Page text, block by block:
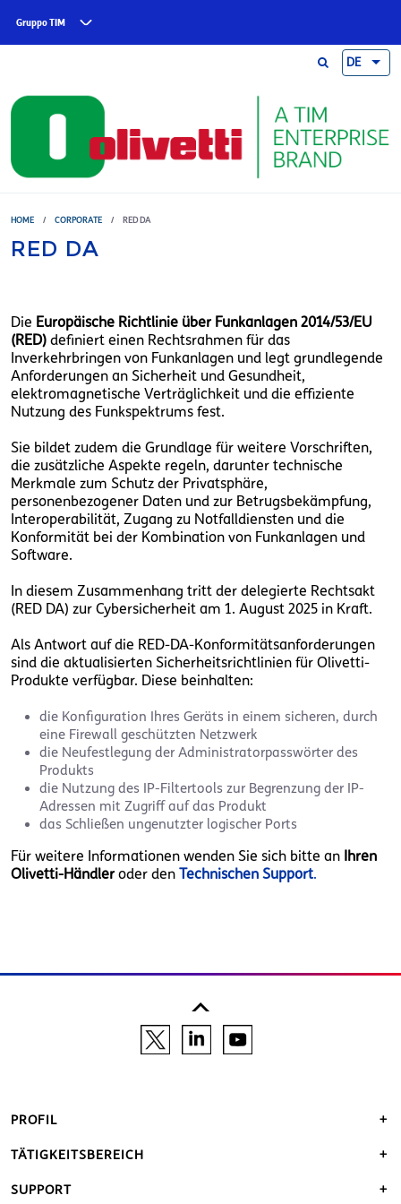
Gruppo TIM
DE
HOME / CORPORATE / RED DA
RED DA
Die Europäische Richtlinie über Funkanlagen 2014/53/EU
(RED) definiert einen Rechtsrahmen für das
Inverkehrbringen von Funkanlagen und legt grundlegende
Anforderungen an Sicherheit und Gesundheit,
elektromagnetische Verträglichkeit und die effiziente
Nutzung des Funkspektrums fest.
Sie bildet zudem die Grundlage für weitere Vorschriften,
die zusätzliche Aspekte regeln, darunter technische
Merkmale zum Schutz der Privatsphäre,
personenbezogener Daten und zur Betrugsbekämpfung,
Interoperabilität, Zugang zu Notfalldiensten und die
Konformität bei der Kombination von Funkanlagen und
Software.
In diesem Zusammenhang tritt der delegierte Rechtsakt
(RED DA) zur Cybersicherheit am 1. August 2025 in Kraft.
Als Antwort auf die RED-DA-Konformitätsanforderungen
sind die aktualisierten Sicherheitsrichtlinien für Olivetti-
Produkte verfügbar. Diese beinhalten:
die Konfiguration Ihres Geräts in einem sicheren, durch
eine Firewall geschützten Netzwerk
die Neufestlegung der Administratorpasswörter des
Produkts
die Nutzung des IP-Filtertools zur Begrenzung der IP-
Adressen mit Zugriff auf das Produkt
das Schließen ungenutzter logischer Ports
Für weitere Informationen wenden Sie sich bitte an Ihren
Olivetti-Händler oder den Technischen Support.
PROFIL
TÄTIGKEITSBEREICH
SUPPORT